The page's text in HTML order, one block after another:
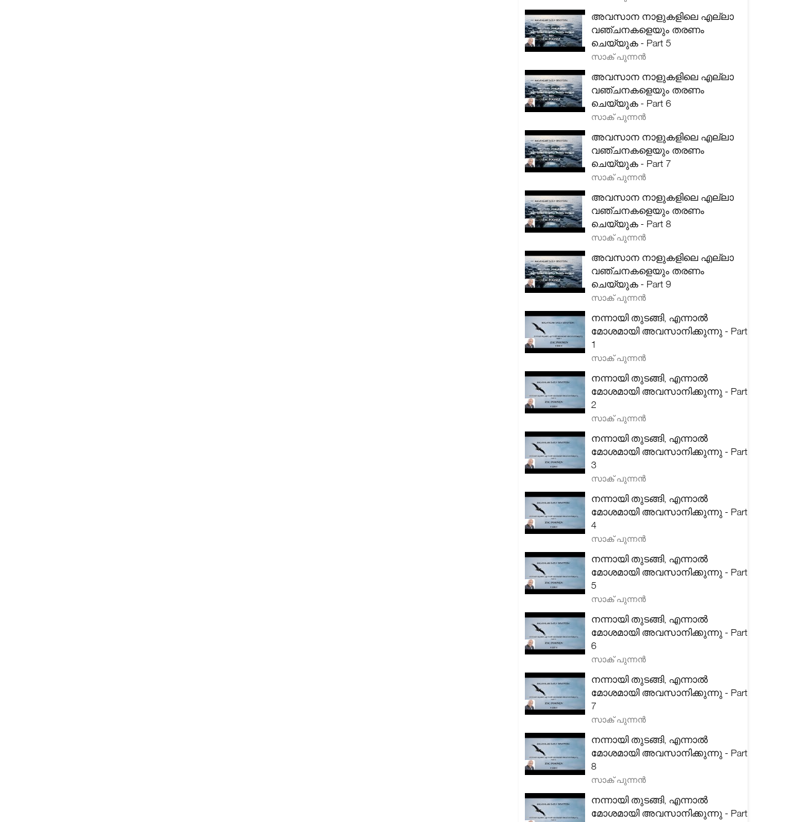
അവസാന നാളുകളിലെ എല്ലാ
വഞ്ചനകളെയും തരണം
ചെയ്യുക - Part 5
സാക് പുന്നൻ
അവസാന നാളുകളിലെ എല്ലാ
വഞ്ചനകളെയും തരണം
ചെയ്യുക - Part 6
സാക് പുന്നൻ
അവസാന നാളുകളിലെ എല്ലാ
വഞ്ചനകളെയും തരണം
ചെയ്യുക - Part 7
സാക് പുന്നൻ
അവസാന നാളുകളിലെ എല്ലാ
വഞ്ചനകളെയും തരണം
ചെയ്യുക - Part 8
സാക് പുന്നൻ
അവസാന നാളുകളിലെ എല്ലാ
വഞ്ചനകളെയും തരണം
ചെയ്യുക - Part 9
സാക് പുന്നൻ
നന്നായി തുടങ്ങി, എന്നാൽ
മോശമായി അവസാനിക്കുന്നു - Part
1
സാക് പുന്നൻ
നന്നായി തുടങ്ങി, എന്നാൽ
മോശമായി അവസാനിക്കുന്നു - Part
2
സാക് പുന്നൻ
നന്നായി തുടങ്ങി, എന്നാൽ
മോശമായി അവസാനിക്കുന്നു - Part
3
സാക് പുന്നൻ
നന്നായി തുടങ്ങി, എന്നാൽ
മോശമായി അവസാനിക്കുന്നു - Part
4
സാക് പുന്നൻ
നന്നായി തുടങ്ങി, എന്നാൽ
മോശമായി അവസാനിക്കുന്നു - Part
5
സാക് പുന്നൻ
നന്നായി തുടങ്ങി, എന്നാൽ
മോശമായി അവസാനിക്കുന്നു - Part
6
സാക് പുന്നൻ
നന്നായി തുടങ്ങി, എന്നാൽ
മോശമായി അവസാനിക്കുന്നു - Part
7
സാക് പുന്നൻ
നന്നായി തുടങ്ങി, എന്നാൽ
മോശമായി അവസാനിക്കുന്നു - Part
8
സാക് പുന്നൻ
നന്നായി തുടങ്ങി, എന്നാൽ
മോശമായി അവസാനിക്കുന്നു - Part